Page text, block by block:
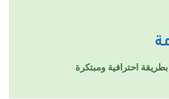
احترافية ومبتكرة